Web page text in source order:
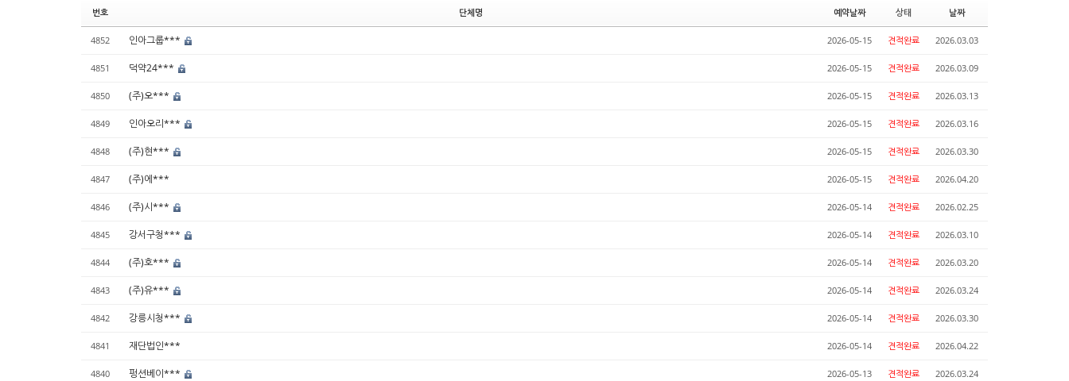
번호 단체명 예약날짜 상태 날짜
4852 인아그룹*** 2026-05-15 견적완료 2026.03.03
4851 덕약24*** 2026-05-15 견적완료 2026.03.09
4850 (주)오*** 2026-05-15 견적완료 2026.03.13
4849 인아오리*** 2026-05-15 견적완료 2026.03.16
4848 (주)현*** 2026-05-15 견적완료 2026.03.30
4847 (주)에*** 2026-05-15 견적완료 2026.04.20
4846 (주)시*** 2026-05-14 견적완료 2026.02.25
4845 강서구청*** 2026-05-14 견적완료 2026.03.10
4844 (주)호*** 2026-05-14 견적완료 2026.03.20
4843 (주)유*** 2026-05-14 견적완료 2026.03.24
4842 강릉시청*** 2026-05-14 견적완료 2026.03.30
4841 재단법인*** 2026-05-14 견적완료 2026.04.22
4840 펑션베이*** 2026-05-13 견적완료 2026.03.24